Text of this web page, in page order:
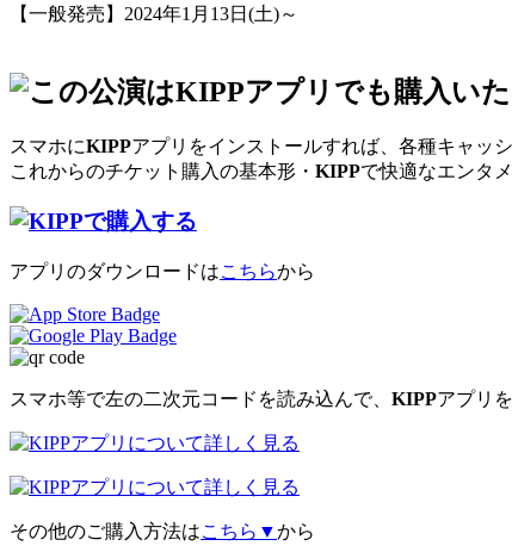
【一般発売】2024年1月13日(土)～
スマホにKIPPアプリをインストールすれば、各種キャッ
これからのチケット購入の基本形・ KIPPで快適なエンタ
アプリのダウンロードはこちらから
スマホ等で左の二次元コードを読み込んで、 KIPPアプリ
その他のご購入方法はこちら▼から